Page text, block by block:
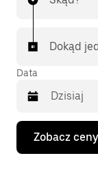
Dokąd
Data
Naciśnij
klawisz
strzałki
Zobacz ceny